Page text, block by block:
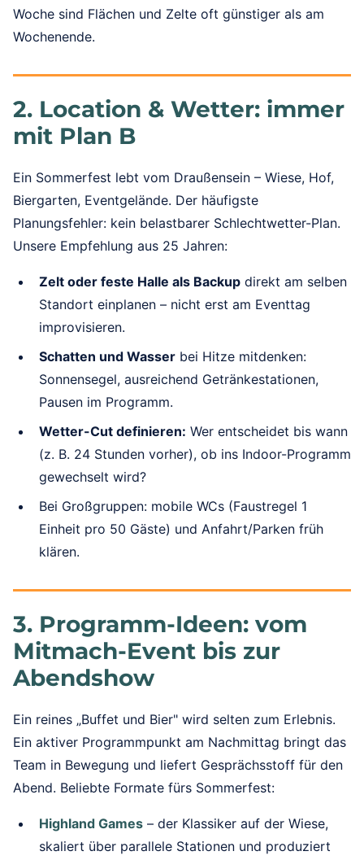
Woche sind Flächen und Zelte oft günstiger als am
Wochenende.
2. Location & Wetter: immer
mit Plan B
Ein Sommerfest lebt vom Draußensein – Wiese, Hof,
Biergarten, Eventgelände. Der häufigste
Planungsfehler: kein belastbarer Schlechtwetter-Plan.
Unsere Empfehlung aus 25 Jahren:
Zelt oder feste Halle als Backup direkt am selben
Standort einplanen – nicht erst am Eventtag
improvisieren.
Schatten und Wasser bei Hitze mitdenken:
Sonnensegel, ausreichend Getränkestationen,
Pausen im Programm.
Wetter-Cut definieren: Wer entscheidet bis wann
(z. B. 24 Stunden vorher), ob ins Indoor-Programm
gewechselt wird?
Bei Großgruppen: mobile WCs (Faustregel 1
Einheit pro 50 Gäste) und Anfahrt/Parken früh
klären.
3. Programm-Ideen: vom
Mitmach-Event bis zur
Abendshow
Ein reines „Buffet und Bier" wird selten zum Erlebnis.
Ein aktiver Programmpunkt am Nachmittag bringt das
Team in Bewegung und liefert Gesprächsstoff für den
Abend. Beliebte Formate fürs Sommerfest:
Highland Games – der Klassiker auf der Wiese,
skaliert über parallele Stationen und produziert